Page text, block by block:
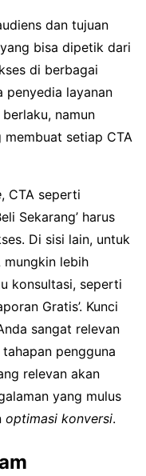
dan tujuan
bisa dipetik dari
di berbagai
penyedia layanan
namun
setiap CTA
, CTA seperti
Sekarang’ harus
Di sisi lain, untuk
mungkin lebih
konsultasi, seperti
Gratis’. Kunci
sangat relevan
pengguna
relevan akan
yang mulus
optimasi konversi.